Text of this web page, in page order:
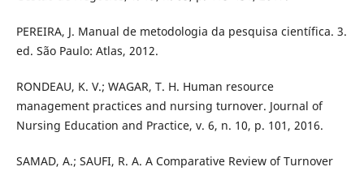
PEREIRA, J. Manual de metodologia da pesquisa científica. 3.
ed. São Paulo: Atlas, 2012.
RONDEAU, K. V.; WAGAR, T. H. Human resource
management practices and nursing turnover. Journal of
Nursing Education and Practice, v. 6, n. 10, p. 101, 2016.
SAMAD, A.; SAUFI, R. A. A Comparative Review of Turnover